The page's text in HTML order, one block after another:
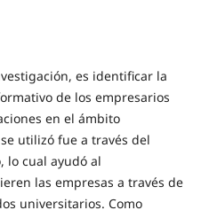
es identificar la
de los empresarios
en el ámbito
utilizó fue a través del
lo cual ayudó al
las empresas a través de
universitarios. Como